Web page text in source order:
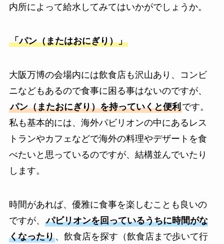
内所によって給水してみてはいかがでしょうか。
「パン（またはおにぎり）」
大阪万博の会場内には飲食店も沢山あり、コンビ
ニなどもあるので食事に困る事はないのですが、
パン（またおにぎり）を持っていくと便利です。
私も基本的には、海外パビリオンの中にあるレス
トランやカフェなどで海外の料理やデザートを食
べたいと思っているのですが、結構並んでいたり
します。
時間があれば、優雅に食事を楽しむことも良いの
ですが、 パビリオンを回っているうちに時間がな
くなったり、飲食店を探す（飲食店まで歩いて行